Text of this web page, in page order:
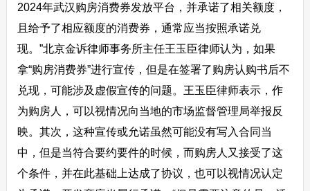
2024年武汉购房消费券发放平台，并承诺了相关额度，
且给予了相应额度的消费券，通常应当按照承诺兑
现。”北京金诉律师事务所主任王玉臣律师认为，如果
拿“购房消费券”进行宣传，但是在签署了购房认购书后不
兑现，可能涉及虚假宣传的问题。王玉臣律师表示，作
为购房人，可以视情况向当地的市场监督管理局举报反
映。其次，这种宣传或允诺虽然可能没有写入合同当
中，但是当符合要约要件的时候，而购房人又接受了这
个条件，并在此基础上达成了协议，也可以视情况认定